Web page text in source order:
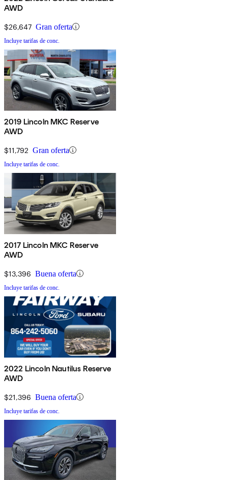
AWD
$26,647 Gran oferta
Incluye tarifas de conc.
2019 Lincoln MKC Reserve
AWD
$11,792 Gran oferta
Incluye tarifas de conc.
2017 Lincoln MKC Reserve
AWD
$13,396 Buena oferta
Incluye tarifas de conc.
2022 Lincoln Nautilus Reserve
AWD
$21,396 Buena oferta
Incluye tarifas de conc.